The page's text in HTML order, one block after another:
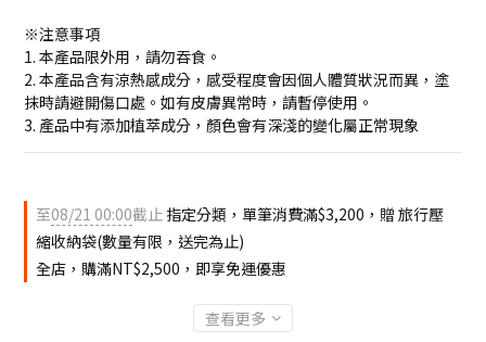
※注意事項
1. 本產品限外用，請勿吞食。
2. 本產品含有涼熱感成分，感受程度會因個人體質狀況而異，塗
抹時請避開傷口處。如有皮膚異常時，請暫停使用。
3. 產品中有添加植萃成分，顏色會有深淺的變化屬正常現象
至08/21 00:00截止 指定分類，單筆消費滿$3,200，贈 旅行壓
縮收納袋(數量有限，送完為止)
全店，購滿NT$2,500，即享免運優惠
查看更多